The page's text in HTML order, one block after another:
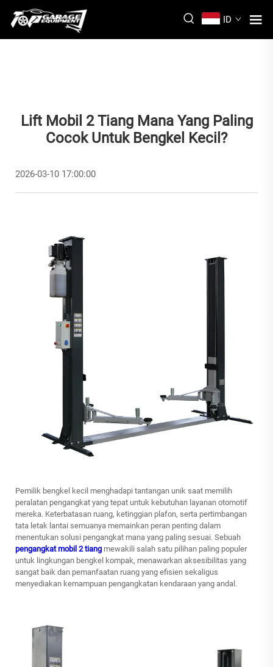
ID
Lift Mobil 2 Tiang Mana Yang Paling
Cocok Untuk Bengkel Kecil?
2026-03-10 17:00:00
Pemilik bengkel kecil menghadapi tantangan unik saat memilih
peralatan pengangkat yang tepat untuk kebutuhan layanan otomotif
mereka. Keterbatasan ruang, ketinggian plafon, serta pertimbangan
tata letak lantai semuanya memainkan peran penting dalam
menentukan solusi pengangkat mana yang paling sesuai. Sebuah
pengangkat mobil 2 tiang mewakili salah satu pilihan paling populer
untuk lingkungan bengkel kompak, menawarkan aksesibilitas yang
sangat baik dan pemanfaatan ruang yang efisien sekaligus
menyediakan kemampuan pengangkatan kendaraan yang andal.